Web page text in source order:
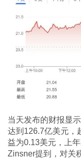
当天发布的财报显
达到126.7亿美元，
益为0.13美元，上
Zinsner提到，对关